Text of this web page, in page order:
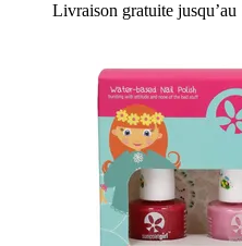
Livraison gratuite jusqu’au